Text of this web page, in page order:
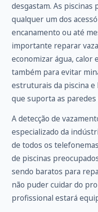
desgastam. As piscinas
qualquer um dos
encanamento ou até
importante reparar
economizar água, calor
também para evitar
estruturais da piscina e
que suporta as paredes
A detecção de
especializado da
de todos os
de piscinas
sendo baratos para
não puder cuidar do
profissional estará